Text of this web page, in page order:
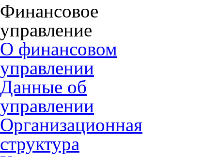
Финансовое
управление
О финансовом
управлении
Данные об
управлении
Организационная
структура